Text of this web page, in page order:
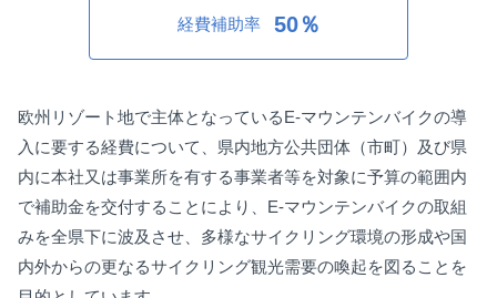
経費補助率 50％
欧州リゾート地で主体となっているE-マウンテンバイクの導
入に要する経費について、県内地方公共団体（市町）及び県
内に本社又は事業所を有する事業者等を対象に予算の範囲内
で補助金を交付することにより、E-マウンテンバイクの取組
みを全県下に波及させ、多様なサイクリング環境の形成や国
内外からの更なるサイクリング観光需要の喚起を図ることを